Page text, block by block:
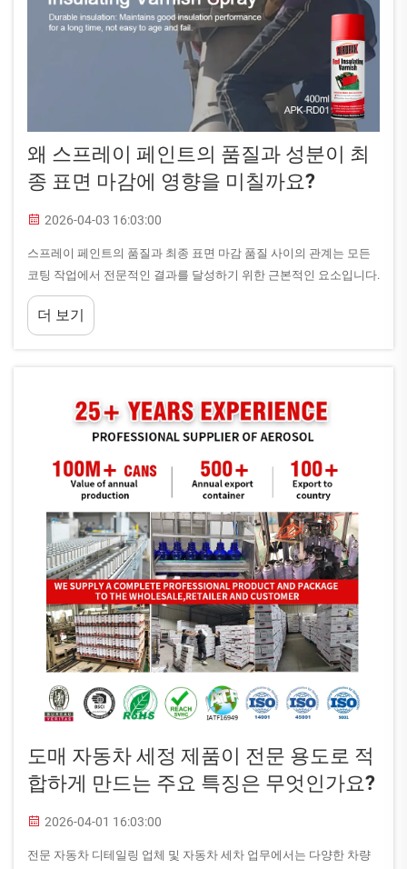
왜 스프레이 페인트의 품질과 성분이 최
종 표면 마감에 영향을 미칠까요?
2026-04-03 16:03:00
스프레이 페인트의 품질과 최종 표면 마감 품질 사이의 관계는 모든
코팅 작업에서 전문적인 결과를 달성하기 위한 근본적인 요소입니다.
페인터 및 산업 전문가들이 고품질 스프레이 페인트 제형에 투자할
때, 이는 실질적으로...
더 보기
도매 자동차 세정 제품이 전문 용도로 적
합하게 만드는 주요 특징은 무엇인가요?
2026-04-01 16:03:00
전문 자동차 디테일링 업체 및 자동차 세차 업무에서는 다양한 차량